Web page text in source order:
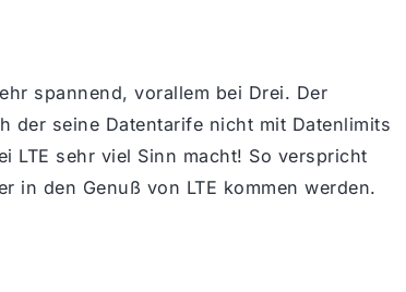
spannend, vorallem bei Drei. Der
der seine Datentarife nicht mit Datenlimits
LTE sehr viel Sinn macht! So verspricht
in den Genuß von LTE kommen werden.